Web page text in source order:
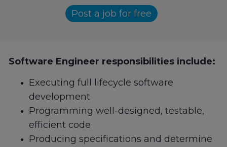
Post a job for free
Software Engineer responsibilities include:
Executing full lifecycle software
development
Programming well-designed, testable,
efficient code
Producing specifications and determine